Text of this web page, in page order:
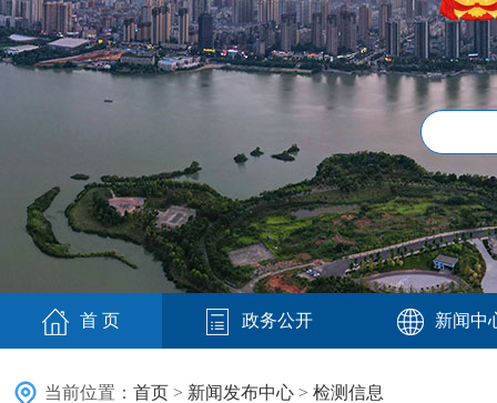
首 页 政务公开 新闻中
当前位置： 首页 > 新闻发布中心 > 检测信息